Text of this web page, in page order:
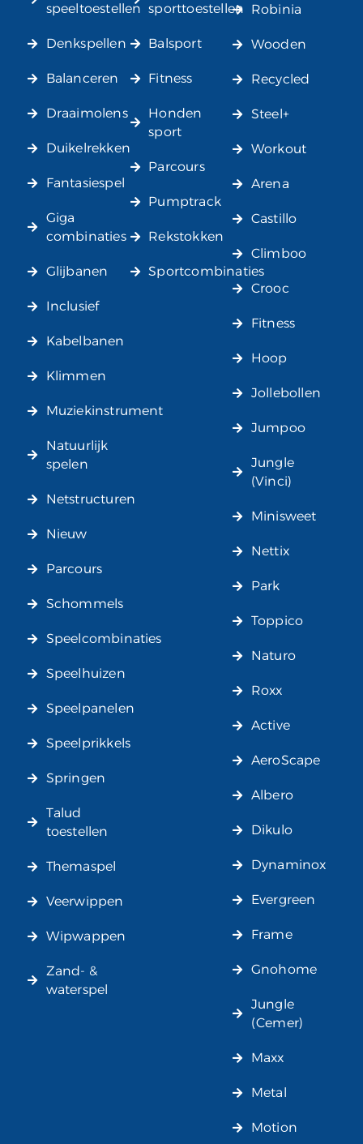
speeltoestellen
Denkspellen
Balanceren
Draaimolens
Duikelrekken
Fantasiespel
Giga
combinaties
Glijbanen
Inclusief
Kabelbanen
Klimmen
Muziekinstrument
Natuurlijk
spelen
Netstructuren
Nieuw
Parcours
Schommels
Speelcombinaties
Speelhuizen
Speelpanelen
Speelprikkels
Springen
Talud
toestellen
Themaspel
Veerwippen
Wipwappen
Zand- &
waterspel
sporttoestellen
Balsport
Fitness
Honden
sport
Parcours
Pumptrack
Rekstokken
Sportcombinaties
Robinia
Wooden
Recycled
Steel+
Workout
Arena
Castillo
Climboo
Crooc
Fitness
Hoop
Jollebollen
Jumpoo
Jungle
(Vinci)
Minisweet
Nettix
Park
Toppico
Naturo
Roxx
Active
AeroScape
Albero
Dikulo
Dynaminox
Evergreen
Frame
Gnohome
Jungle
(Cemer)
Maxx
Metal
Motion